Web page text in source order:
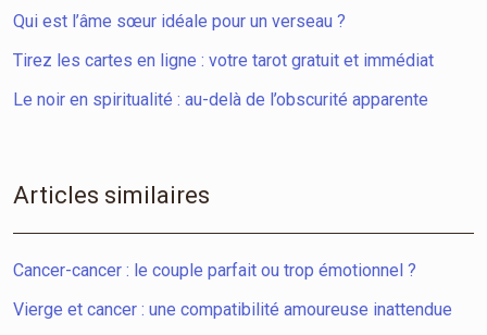
Qui est l’âme sœur idéale pour un verseau ?
Tirez les cartes en ligne : votre tarot gratuit et immédiat
Le noir en spiritualité : au-delà de l’obscurité apparente
Articles similaires
Cancer-cancer : le couple parfait ou trop émotionnel ?
Vierge et cancer : une compatibilité amoureuse inattendue